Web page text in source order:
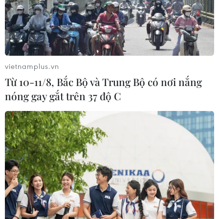
hai người thoát nạn
TIN LIÊN QUAN
vietnamplus.vn
Từ 10-11/8, Bắc Bộ và Trung Bộ có nơi nắng
nóng gay gắt trên 37 độ C